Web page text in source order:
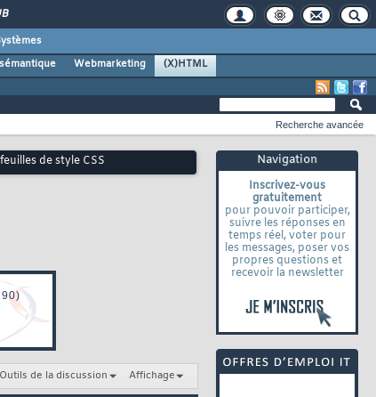
Webmarketing
(X)HTML
Navigation
Inscrivez-vous
gratuitement
pour pouvoir participer,
suivre les réponses en
temps réel, voter pour
les messages, poser vos
propres questions et
recevoir la newsletter
Recherche avancée
de style CSS
Outils de la discussion Affichage